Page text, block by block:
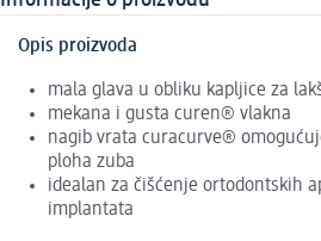
Opis proizvoda
mala glava u obliku kapljice za
mekana i gusta curen® vlakna
nagib vrata curacurve®
ploha zuba
idealan za čišćenje ortodontskih
implantata